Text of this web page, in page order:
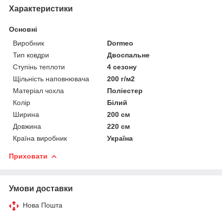
Характеристики
Основні
Виробник
Dormeo
Тип ковдри
Двоспальне
Ступінь теплоти
4 сезону
Щільність наповнювача
200 г/м2
Матеріал чохла
Поліестер
Колір
Білий
Ширина
200 см
Довжина
220 см
Країна виробник
Україна
Приховати
Умови доставки
Нова Пошта